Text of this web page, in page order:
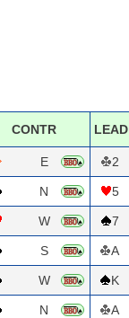
CONTR LEAD
E 2
N 5
W 7
S A
W K
N A